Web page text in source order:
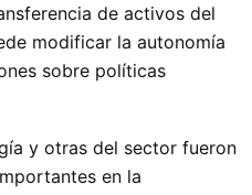
de activos del
modificar la autonomía
sobre políticas
y otras del sector fueron
en la